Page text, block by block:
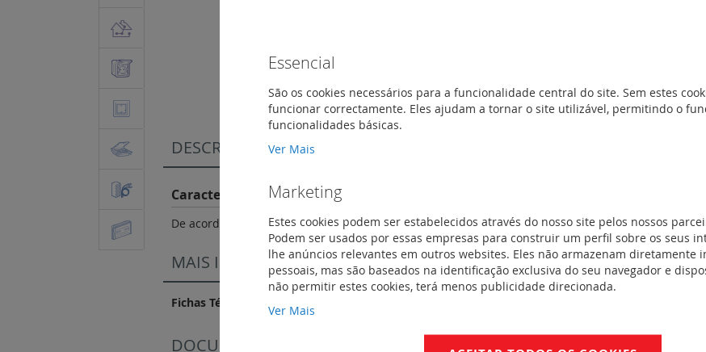
de
imagens
DESCRIÇÃO
Características do Produto
De acordo com as normas NF EN/IEC 60269-1, NF HD/IEC 60269-2, NFC 60-200-1 e 2.
MAIS INFORMAÇÃO
Fichas Técnicas
DOCUMENTAÇÃO DE CONFORMIDADE
Essencial
São os cookies necessários para a funcionalidade central do site. Sem estes
funcionar correctamente. Eles ajudam a tornar o site utilizável, permitindo o
funcionalidades básicas.
Ver Mais
Marketing
Estes cookies podem ser estabelecidos através do nosso site pelos nossos
Podem ser usados por essas empresas para construir um perfil sobre os seus
lhe anúncios relevantes em outros websites. Eles não armazenam diretamente
pessoais, mas são baseados na identificação exclusiva do seu navegador e
não permitir estes cookies, terá menos publicidade direcionada.
Ver Mais